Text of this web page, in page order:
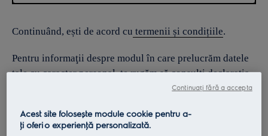
Continuând, ești de acord cu termenii și condițiile.
Pentru informaţii despre modul în care prelucrăm datele
tale cu caracter personal, te rugăm să consulţi declaraţia
Acest site folosește module cookie pentru a-
ţi oferi o experienţă personalizată.
Continuați fără a accepta